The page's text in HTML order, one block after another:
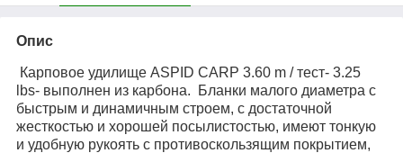
Опис
Карповое удилище ASPID CARP 3.60 m / тест- 3.25
lbs- выполнен из карбона. Бланки малого диаметра с
быстрым и динамичным строем, с достаточной
жесткостью и хорошей посылистостью, имеют тонкую
и удобную рукоять с противоскользящим покрытием,